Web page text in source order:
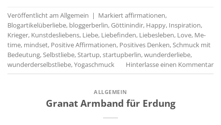
Veröffentlicht am Allgemein | Markiertaffirmationen,
Blogartikelüberliebe, bloggerberlin,Göttinindir, Happy, Inspiration,
Krieger, Kunstdesliebens, Liebe, Liebefinden, Liebesleben, Love, Me-
time, mindset, Positive Affirmationen, Positives Denken,Schmuck mit
Bedeutung,Selbstliebe,Startup,startupberlin,wunderderliebe,
wunderderselbstliebe,Yogaschmuck Hinterlasse einen Kommentar
ALLGEMEIN
Granat Armband für Erdung